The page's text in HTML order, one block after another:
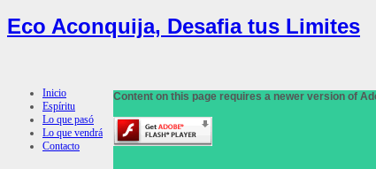
Eco Aconquija, Desafia tus Limites
Inicio
Espíritu
Lo que pasó
Lo que vendrá
Contacto
Content on this page requires a newer version of